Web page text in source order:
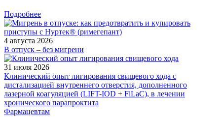
Подробнее
4 августа 2026
В отпуск – без мигрени
31 июля 2026
Клинический опыт лигирования свищевого хода с
дистализацией внутреннего отверстия, дополненного
лазерной коагуляцией (LIFT-IOD + FiLaC), в лечении
хронического парапроктита
Фармацевтам